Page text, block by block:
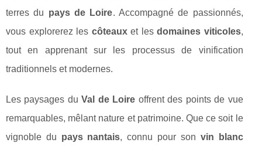
terres du pays de Loire. Accompagné de passionnés,
vous explorerez les côteauxet lesdomaines viticoles,
tout en apprenant sur les processus de vinification
traditionnels et modernes.
Les paysages duVal de Loire offrent des points de vue
remarquables, mêlant nature et patrimoine. Que ce soit le
vignoble du pays nantais, connu pour son vin blanc